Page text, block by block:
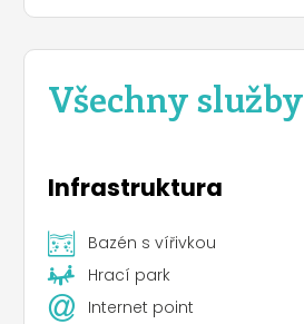
Všechny služby
Infrastruktura
Bazén s vířivkou
Hrací park
Internet point